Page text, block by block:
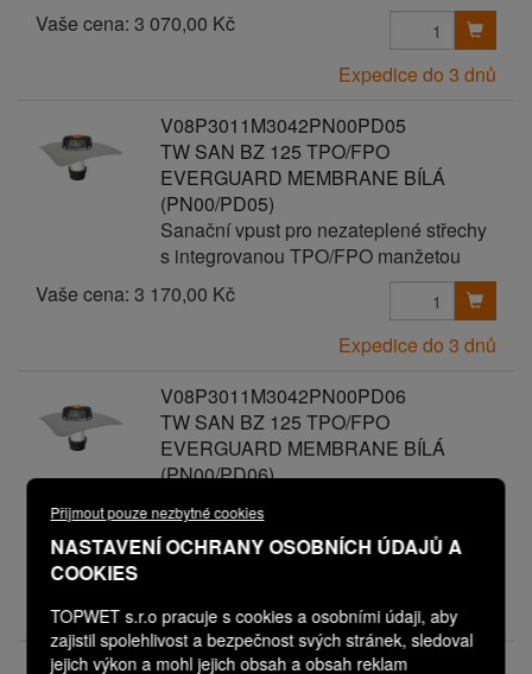
Přijmout pouze nezbytné cookies
NASTAVENÍ OCHRANY OSOBNÍCH ÚDAJŮ A
COOKIES
TOPWET s.r.o pracuje s cookies a osobními údaji, aby
zajistil spolehlivost a bezpečnost svých stránek, sledoval
jejich výkon a mohl jejich obsah a obsah reklam
Vaše cena: 3 070,00 Kč
Expedice do 3 dnů
V08P3011M3042PN00PD05
TW SAN BZ 125 TPO/FPO
EVERGUARD MEMBRANE BÍLÁ
(PN00/PD05)
Sanační vpust pro nezateplené střechy
s integrovanou TPO/FPO manžetou
Vaše cena: 3 170,00 Kč
Expedice do 3 dnů
V08P3011M3042PN00PD06
TW SAN BZ 125 TPO/FPO
EVERGUARD MEMBRANE BÍLÁ
(PN00/PD06)
s integrovanou TPO/FPO manžetou
Vaše cena:3 270,00 Kč
Expedice do 3 dnů
V08P3011M3043PN00PD00